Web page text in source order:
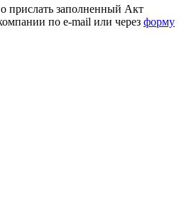
прислать заполненный Акт
по e-mail или через форму